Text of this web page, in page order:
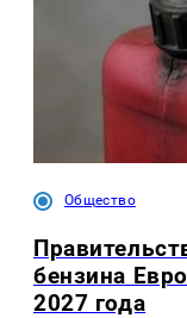
Общество
бензина
2027 года